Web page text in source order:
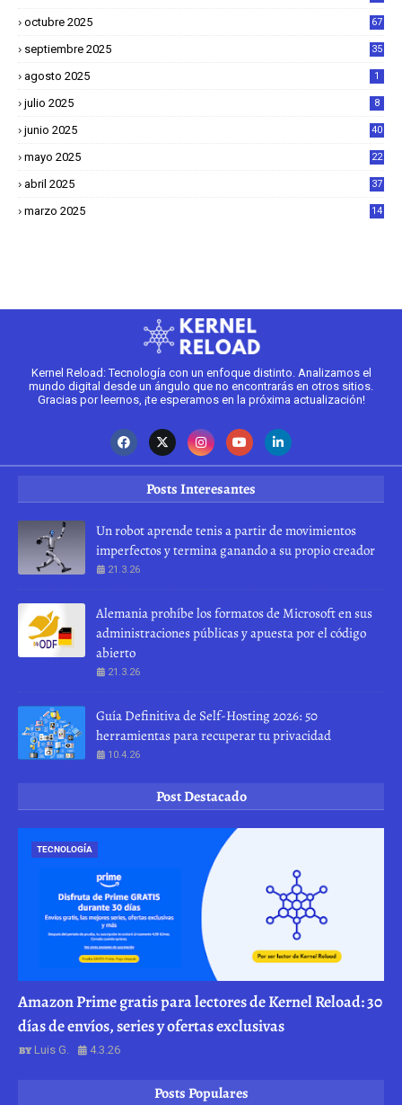
octubre 2025 67
septiembre 2025 35
agosto 2025 1
julio 2025 8
junio 2025 40
mayo 2025
22
abril 2025
37
marzo 2025
14
Kernel Reload: Tecnología con un enfoque distinto. Analizamos el
mundo digital desde un ángulo que no encontrarás en otros sitios.
Gracias por leernos, ¡te esperamos en la próxima actualización!
Posts Interesantes
Un robot aprende tenis a partir de movimientos
imperfectos y termina ganando a su propio creador
21.3.26
Alemania prohíbe los formatos de Microsoft en sus
administraciones públicas y apuesta por el código
abierto
21.3.26
Guía Definitiva de Self-Hosting 2026: 50
herramientas para recuperar tu privacidad
10.4.26
Post Destacado
TECNOLOGÍA
Amazon Prime gratis para lectores de Kernel Reload: 30
días de envíos, series y ofertas exclusivas
Luis G. 4.3.26
Posts Populares